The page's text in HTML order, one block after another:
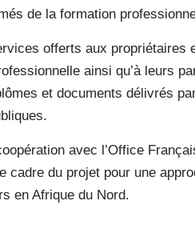
de la formation
offerts aux propriétaires
ainsi qu’à leurs
et documents délivrés
avec l’Office
cadre du projet pour une
en Afrique du Nord.